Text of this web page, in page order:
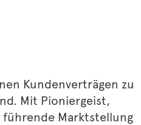
Kundenverträgen zu
Mit Pioniergeist,
führende Marktstellung